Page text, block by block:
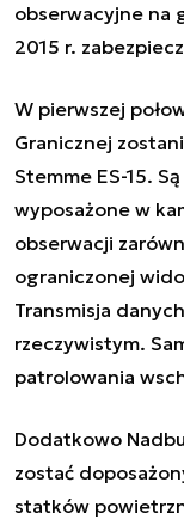
obserwacyjne na
2015 r.
W pierwszej
Granicznej
Stemme ES-15.
wyposażone w
obserwacji
ograniczonej
Transmisja
rzeczywistym.
patrolowania
Dodatkowo
zostać
statków